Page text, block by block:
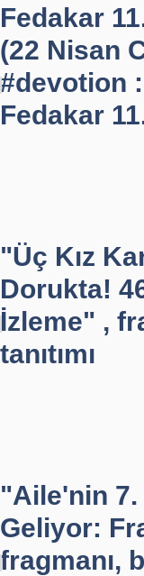
Fedakar
(22 Nisan
#devotion
Fedakar
"Üç Kız
Dorukta!
İzleme" ,
tanıtımı
"Aile'nin
Geliyor:
fragmanı,